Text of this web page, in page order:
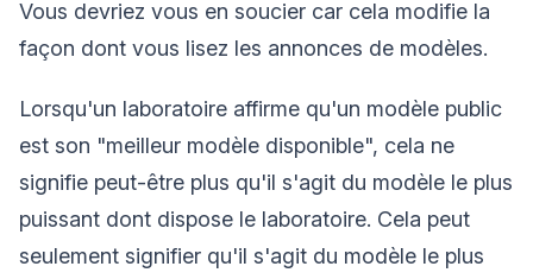
Vous devriez vous en soucier car cela modifie la
façon dont vous lisez les annonces de modèles.
Lorsqu'un laboratoire affirme qu'un modèle public
est son "meilleur modèle disponible", cela ne
signifie peut-être plus qu'il s'agit du modèle le plus
puissant dont dispose le laboratoire. Cela peut
seulement signifier qu'il s'agit du modèle le plus